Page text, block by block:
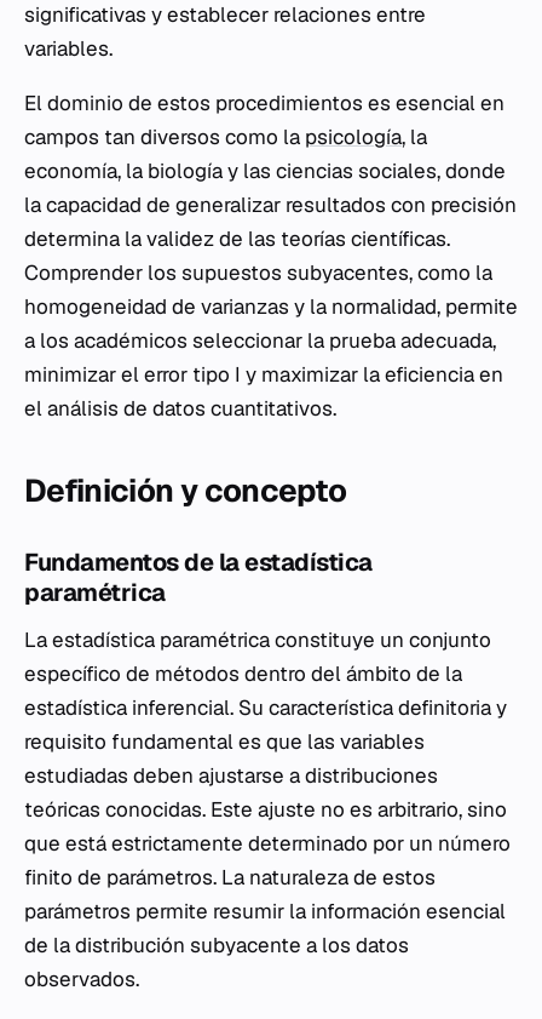
significativas y establecer relaciones entre
variables.
El dominio de estos procedimientos es esencial en
campos tan diversos como la psicología, la
economía, la biología y las ciencias sociales, donde
la capacidad de generalizar resultados con precisión
determina la validez de las teorías científicas.
Comprender los supuestos subyacentes, como la
homogeneidad de varianzas y la normalidad, permite
a los académicos seleccionar la prueba adecuada,
minimizar el error tipo I y maximizar la eficiencia en
el análisis de datos cuantitativos.
Definición y concepto
Fundamentos de la estadística
paramétrica
La estadística paramétrica constituye un conjunto
específico de métodos dentro del ámbito de la
estadística inferencial. Su característica definitoria y
requisito fundamental es que las variables
estudiadas deben ajustarse a distribuciones
teóricas conocidas. Este ajuste no es arbitrario, sino
que está estrictamente determinado por un número
finito de parámetros. La naturaleza de estos
parámetros permite resumir la información esencial
de la distribución subyacente a los datos
observados.